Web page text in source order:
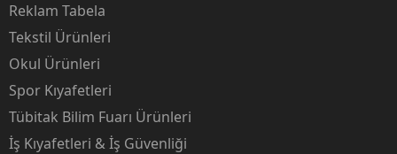
Reklam Tabela
Tekstil Ürünleri
Okul Ürünleri
Spor Kıyafetleri
Tübitak Bilim Fuarı Ürünleri
İş Kıyafetleri & İş Güvenliği